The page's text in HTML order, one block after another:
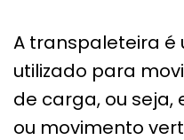
A transpaleteira
utilizado para
de carga, ou seja,
ou movimento